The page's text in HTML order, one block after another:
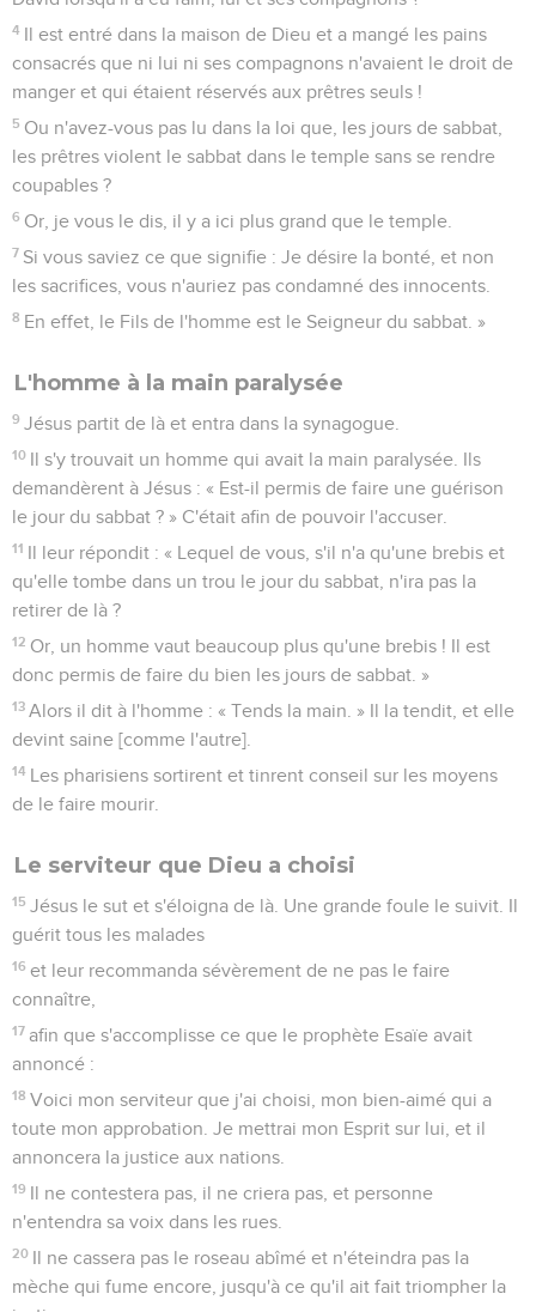
4 Il est entré dans la maison de Dieu et a mangé les pains
consacrés que ni lui ni ses compagnons n'avaient le droit de
manger et qui étaient réservés aux prêtres seuls !
5 Ou n'avez-vous pas lu dans la loi que, les jours de sabbat,
les prêtres violent le sabbat dans le temple sans se rendre
coupables ?
6 Or, je vous le dis, il y a ici plus grand que le temple.
7 Si vous saviez ce que signifie : Je désire la bonté, et non
les sacrifices, vous n'auriez pas condamné des innocents.
8 En effet, le Fils de l'homme est le Seigneur du sabbat. »
L'homme à la main paralysée
9 Jésus partit de là et entra dans la synagogue.
10 Il s'y trouvait un homme qui avait la main paralysée. Ils
demandèrent à Jésus : « Est-il permis de faire une guérison
le jour du sabbat ? » C'était afin de pouvoir l'accuser.
11 Il leur répondit : « Lequel de vous, s'il n'a qu'une brebis et
qu'elle tombe dans un trou le jour du sabbat, n'ira pas la
retirer de là ?
12 Or, un homme vaut beaucoup plus qu'une brebis ! Il est
donc permis de faire du bien les jours de sabbat. »
13 Alors il dit à l'homme : « Tends la main. » Il la tendit, et elle
devint saine [comme l'autre].
14 Les pharisiens sortirent et tinrent conseil sur les moyens
de le faire mourir.
Le serviteur que Dieu a choisi
15 Jésus le sut et s'éloigna de là. Une grande foule le suivit. Il
guérit tous les malades
16 et leur recommanda sévèrement de ne pas le faire
connaître,
17 afin que s'accomplisse ce que le prophète Esaïe avait
annoncé :
18 Voici mon serviteur que j'ai choisi, mon bien-aimé qui a
toute mon approbation. Je mettrai mon Esprit sur lui, et il
annoncera la justice aux nations.
19 Il ne contestera pas, il ne criera pas, et personne
n'entendra sa voix dans les rues.
20 Il ne cassera pas le roseau abîmé et n'éteindra pas la
mèche qui fume encore, jusqu'à ce qu'il ait fait triompher la